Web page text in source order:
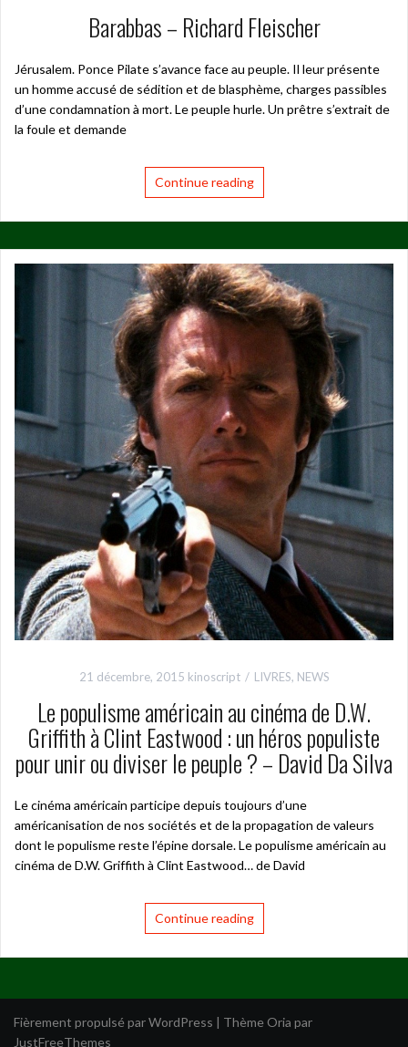
Barabbas – Richard Fleischer
Jérusalem. Ponce Pilate s’avance face au peuple. Il leur présente
un homme accusé de sédition et de blasphème, charges passibles
d’une condamnation à mort. Le peuple hurle. Un prêtre s’extrait de
la foule et demande
Continue reading
21 décembre, 2015 kinoscript LIVRES, NEWS
Le populisme américain au cinéma de D.W.
Griffith à Clint Eastwood : un héros populiste
pour unir ou diviser le peuple ? – David Da Silva
Le cinéma américain participe depuis toujours d’une
américanisation de nos sociétés et de la propagation de valeurs
dont le populisme reste l’épine dorsale. Le populisme américain au
cinéma de D.W. Griffith à Clint Eastwood… de David
Continue reading
Fièrement propulsé par WordPress | Thème Oria par
JustFreeThemes